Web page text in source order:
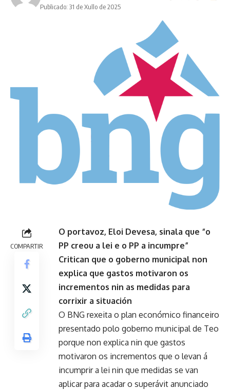
Publicado: 31 de Xullo de 2025
COMPARTIR
O portavoz, Eloi Devesa, sinala que “o
PP creou a lei e o PP a incumpre”
Critican que o goberno municipal non
explica que gastos motivaron os
incrementos nin as medidas para
corrixir a situación
O BNG rexeita o plan económico financeiro
presentado polo goberno municipal de Teo
porque non explica nin que gastos
motivaron os incrementos que o levan á
incumprir a lei nin que medidas se van
aplicar para acadar o superávit anunciado